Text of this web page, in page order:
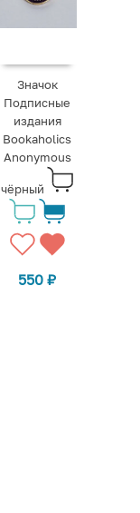
Значок
Подписные
издания
Bookaholics
Anonymous
чёрный
550₽